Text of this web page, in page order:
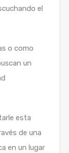
el
o como
un
esta
de una
en un lugar